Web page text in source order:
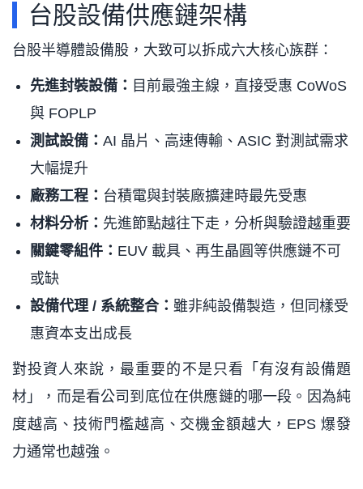
台股設備供應鏈架構
台股半導體設備股，大致可以拆成六大核心族群：
先進封裝設備： 目前最強主線，直接受惠 CoWoS
與 FOPLP
測試設備： AI 晶片、高速傳輸、ASIC 對測試需求
大幅提升
廠務工程： 台積電與封裝廠擴建時最先受惠
材料分析： 先進節點越往下走，分析與驗證越重要
關鍵零組件： EUV 載具、再生晶圓等供應鏈不可
或缺
設備代理 / 系統整合： 雖非純設備製造，但同樣受
惠資本支出成長
對投資人來說，最重要的不是只看「有沒有設備題
材」，而是看公司到底位在供應鏈的哪一段。因為純
度越高、技術門檻越高、交機金額越大，EPS 爆發
力通常也越強。